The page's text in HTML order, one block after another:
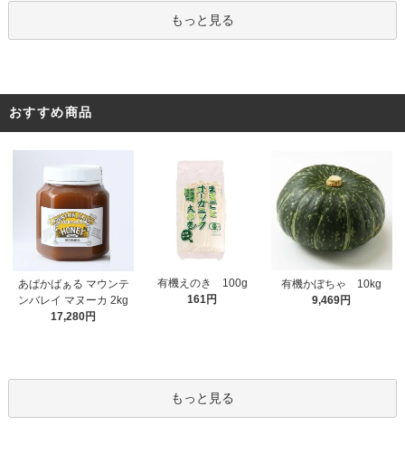
もっと見る
おすすめ商品
あぱかばぁる マウンテ
ンバレイ マヌーカ 2kg
17,280円
有機えのき 100g
161円
有機かぼちゃ 10kg
9,469円
もっと見る